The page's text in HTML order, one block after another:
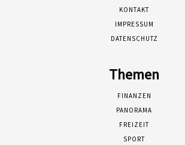
KONTAKT
IMPRESSUM
DATENSCHUTZ
Themen
FINANZEN
PANORAMA
FREIZEIT
SPORT